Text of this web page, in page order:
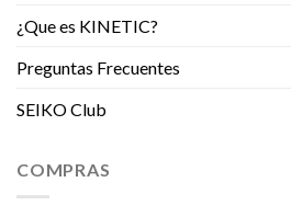
¿Que es KINETIC?
Preguntas Frecuentes
SEIKO Club
COMPRAS